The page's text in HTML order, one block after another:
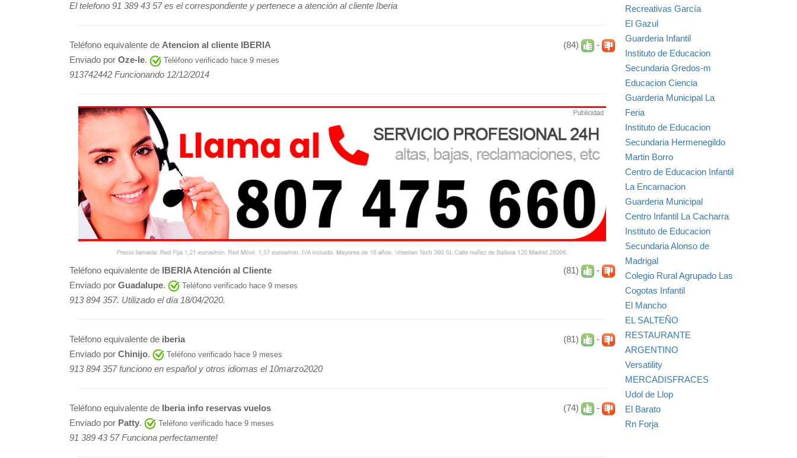
El telefono 91 389 43 57 es el correspondiente y pertenece a atención al cliente Iberia
(84) -
Teléfono equivalente de Atencion al cliente IBERIA
Enviado por Oze-le. Teléfono verificado hace 9 meses
913742442 Funcionando 12/12/2014
(81) -
Teléfono equivalente de IBERIA Atención al Cliente
Enviado por Guadalupe. Teléfono verificado hace 9 meses
913 894 357. Utilizado el día 18/04/2020.
(81) -
Teléfono equivalente de iberia
Enviado por Chinijo. Teléfono verificado hace 9 meses
913 894 357 funciono en español y otros idiomas el 10marzo2020
(74) -
Teléfono equivalente de Iberia info reservas vuelos
Enviado por Patty. Teléfono verificado hace 9 meses
91 389 43 57 Funciona perfectamente!
Recreativas García
El Gazul
Guarderia Infantil
Instituto de Educacion
Secundaria Gredos-m
Educacion Ciencia
Guarderia Municipal La
Feria
Instituto de Educacion
Secundaria Hermenegildo
Martin Borro
Centro de Educacion Infantil
La Encarnacion
Guarderia Municipal
Centro Infantil La Cacharra
Instituto de Educacion
Secundaria Alonso de
Madrigal
Colegio Rural Agrupado Las
Cogotas Infantil
El Mancho
EL SALTEÑO
RESTAURANTE
ARGENTINO
Versatility
MERCADISFRACES
Udol de Llop
El Barato
Rn Forja